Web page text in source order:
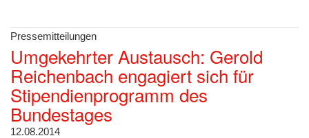
Pressemitteilungen
Umgekehrter Austausch: Gerold
Reichenbach engagiert sich für
Stipendienprogramm des
Bundestages
12.08.2014